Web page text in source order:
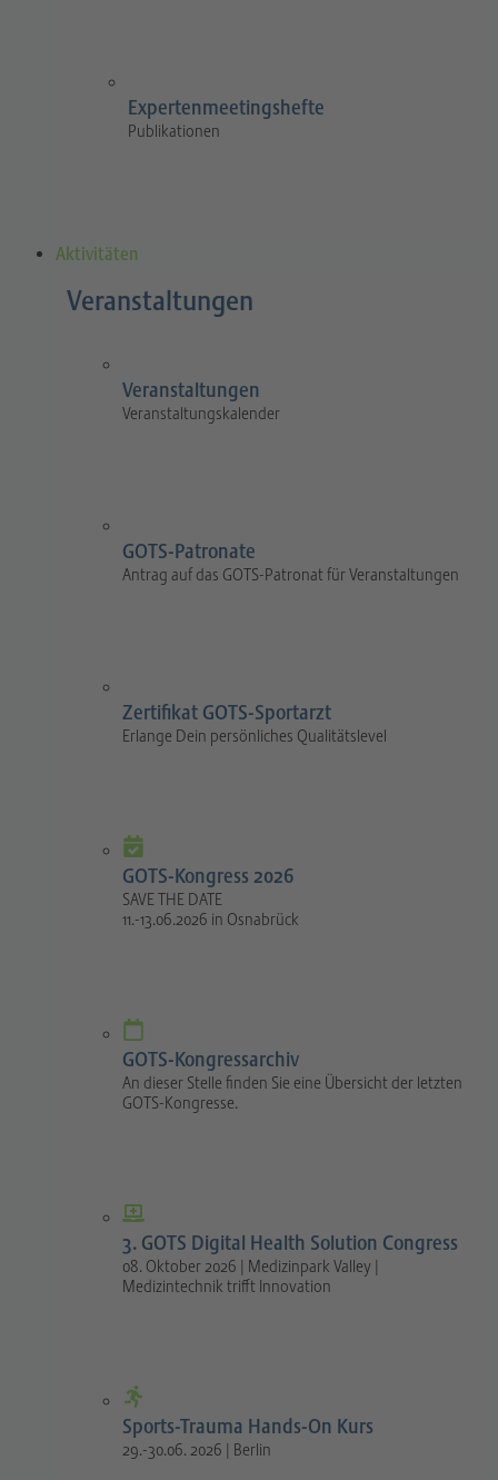
Expertenmeetingshefte
Publikationen
Aktivitäten
Veranstaltungen
Veranstaltungen
Veranstaltungskalender
GOTS-Patronate
Antrag auf das GOTS-Patronat für Veranstaltungen
Zertifikat GOTS-Sportarzt
Erlange Dein persönliches Qualitätslevel
GOTS-Kongress 2026
SAVE THE DATE
11.-13.06.2026 in Osnabrück
GOTS-Kongressarchiv
An dieser Stelle finden Sie eine Übersicht der letzten
GOTS-Kongresse.
3. GOTS Digital Health Solution Congress
08. Oktober 2026 | Medizinpark Valley |
Medizintechnik trifft Innovation
Sports-Trauma Hands-On Kurs
29.-30.06. 2026 | Berlin